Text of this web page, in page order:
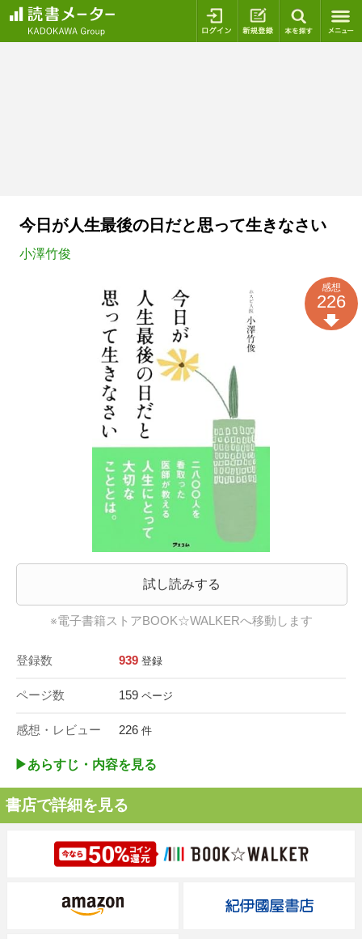
ログイン 新規登録
今日が人生最後の日だと思って生きなさい
小澤竹俊
試し読みする
※電子書籍ストアBOOK☆WALKERへ移動します
登録数 939 登録
ページ数 159 ページ
感想・レビュー 226 件
感想
226
▶︎あらすじ・内容を見る
書店で詳細を見る